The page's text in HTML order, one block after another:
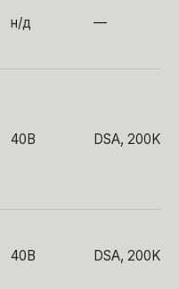
н/д —
40B DSA, 200K
40B DSA, 200K